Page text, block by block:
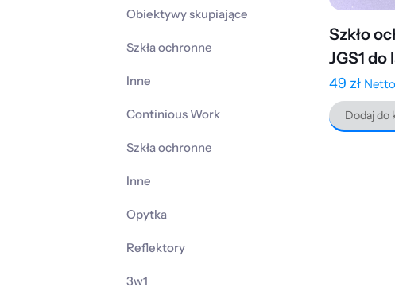
Obiektywy skupiające
Szkła ochronne
Inne
Continious Work
Szkła ochronne
Inne
Opytka
Reflektory
3w1
Szkło
JGS1 do
49 zł
Dodaj do